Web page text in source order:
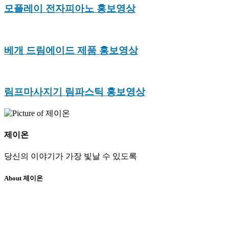
모플레이 전자피아노 홍보영상
베개 드림에이드 제품 홍보영상
림프마사지기 림파스틱 홍보영상
제이온
당신의 이야기가 가장 빛날 수 있도록
About 제이온